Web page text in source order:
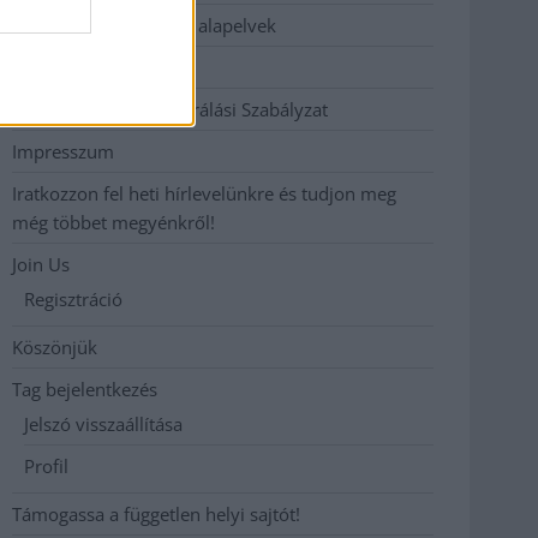
Etikai és függetlenségi alapelvek
Hozzászólási és Moderálási Szabályzat
Impresszum
Iratkozzon fel heti hírlevelünkre és tudjon meg
még többet megyénkről!
Join Us
Regisztráció
Köszönjük
Tag bejelentkezés
Jelszó visszaállítása
Profil
Támogassa a független helyi sajtót!